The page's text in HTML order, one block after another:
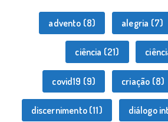
advento (8) alegria (7)
ciência (21)
covid19 (9) criação (8)
discernimento(11) diálogo